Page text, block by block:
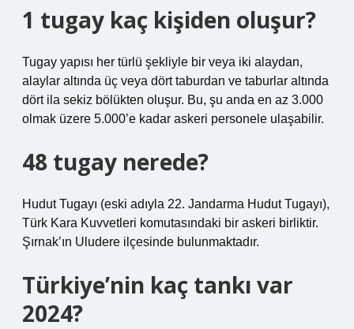
1 tugay kaç kişiden oluşur?
Tugay yapısı her türlü şekliyle bir veya iki alaydan,
alaylar altında üç veya dört taburdan ve taburlar altında
dört ila sekiz bölükten oluşur. Bu, şu anda en az 3.000
olmak üzere 5.000’e kadar askeri personele ulaşabilir.
48 tugay nerede?
Hudut Tugayı (eski adıyla 22. Jandarma Hudut Tugayı),
Türk Kara Kuvvetleri komutasındaki bir askeri birliktir.
Şırnak’ın Uludere ilçesinde bulunmaktadır.
Türkiye’nin kaç tankı var
2024?